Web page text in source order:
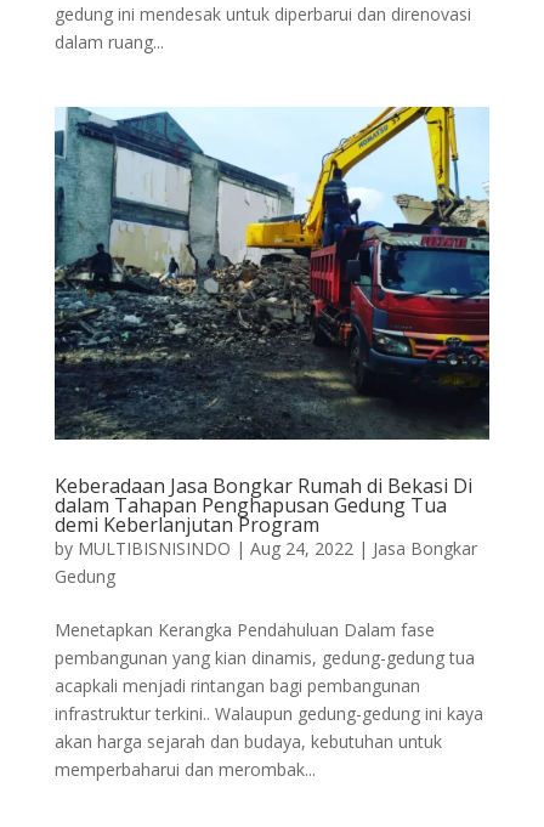
gedung ini mendesak untuk diperbarui dan direnovasi
dalam ruang...
Keberadaan Jasa Bongkar Rumah di Bekasi Di
dalam Tahapan Penghapusan Gedung Tua
demi Keberlanjutan Program
by MULTIBISNISINDO | Aug 24, 2022| Jasa Bongkar
Gedung
Menetapkan Kerangka Pendahuluan Dalam fase
pembangunan yang kian dinamis, gedung-gedung tua
acapkali menjadi rintangan bagi pembangunan
infrastruktur terkini.. Walaupun gedung-gedung ini kaya
akan harga sejarah dan budaya, kebutuhan untuk
memperbaharui dan merombak...